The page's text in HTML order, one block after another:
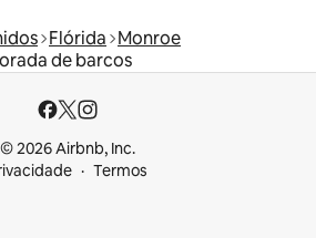
Flórida Monroe
de barcos
© 2026 Airbnb, Inc.
Termos